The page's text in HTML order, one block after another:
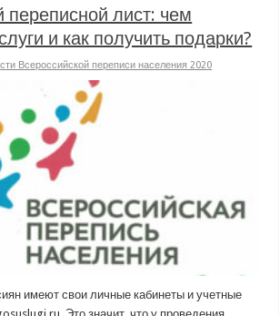
переписной лист: чем
и как получить подарки?
Всероссийской переписи населения 2020
имеют свои личные кабинеты и учетные